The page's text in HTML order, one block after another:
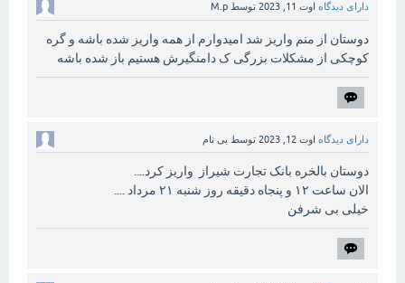
دارای دیدگاه اوت 11, 2023 توسط M.p
دوستان از منم واریز شد امیدوارم از همه واریز شده باشه و گره
کوچکی از مشکلات بزرگی ک دامنگیرش هستیم باز شده باشه
دارای دیدگاه اوت 12, 2023 توسط بی نام
دوستان بالخره بانک تجارت شیراز واریز کرد....
الان ساعت ۱۲ و پنجاه دقیقه روز شنبه ۲۱ مرداد ....
خیلی بی شرفن